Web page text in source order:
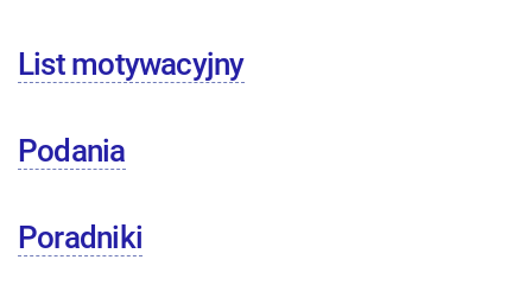
List motywacyjny
Podania
Poradniki